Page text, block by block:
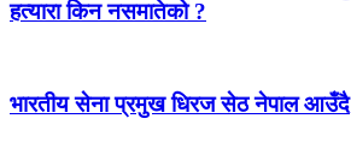
हत्यारा किन नसमातेको ?
भारतीय सेना प्रमुख धिरज सेठ नेपाल आउँदै